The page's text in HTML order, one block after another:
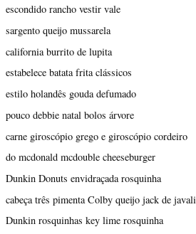
escondido rancho vestir vale
sargento queijo mussarela
california burrito de lupita
estabelece batata frita clássicos
estilo holandês gouda defumado
pouco debbie natal bolos árvore
carne giroscópio grego e giroscópio cordeiro
do mcdonald mcdouble cheeseburger
Dunkin Donuts envidraçada rosquinha
cabeça três pimenta Colby queijo jack de javali
Dunkin rosquinhas key lime rosquinha